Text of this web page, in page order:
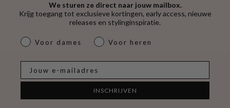
We sturen ze direct naar jouw mailbox.
Krijg toegang tot exclusieve kortingen, early access, nieuwe
releases en stylinginspiratie.
dames & heren
Voor dames Voor heren
INSCHRIJVEN